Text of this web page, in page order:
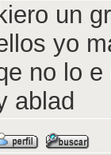
un
yo
no lo
ablad